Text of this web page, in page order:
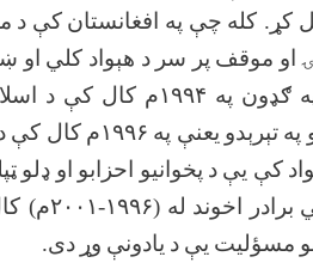
کړ. کله چې په افغانستان کې د
او موقف پر سر د هېواد کلي او
ګډون په ۱۹۹۴م کال کې د
په تېرېدو یعنې په ۱۹۹۶م کال کې
کې یې د پخوانیو احزابو او ډلو
برادر اخوند له (۱۹۹۶-۲۰۰۱ م)
مسؤلیت یې د یادونې وړ دی.